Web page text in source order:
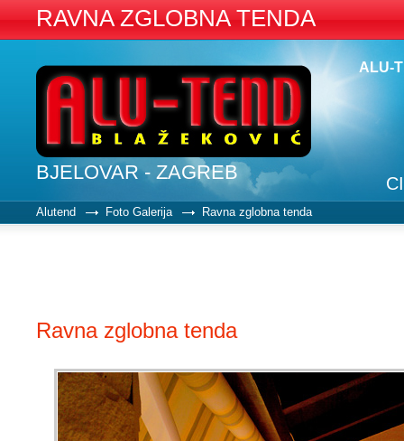
RAVNA ZGLOBNA TENDA
BJELOVAR - ZAGREB
ALU-
Alutend Foto Galerija Ravna zglobna tenda
Ravna zglobna tenda